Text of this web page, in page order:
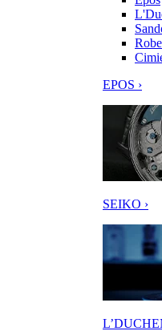
EPOS ›
SEIKO ›